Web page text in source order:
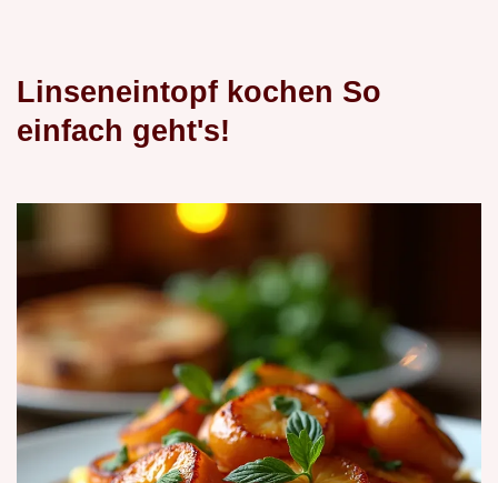
Linseneintopf kochen So
einfach geht's!